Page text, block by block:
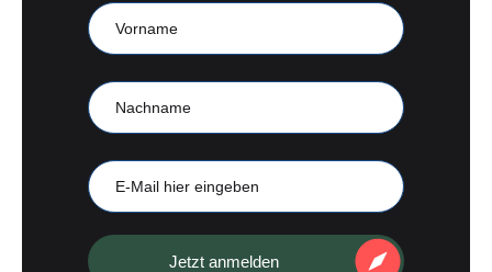
CampKompass
Vorname
Nachname
Mail
Jetzt anmelden